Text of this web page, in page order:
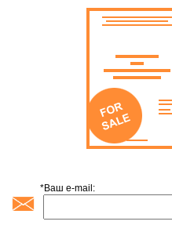
*Ваш e-mail: